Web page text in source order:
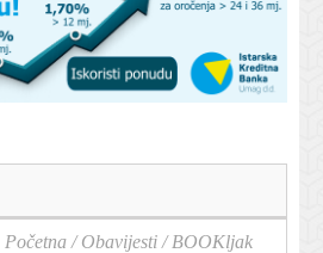
Početna /Obavijesti /BOOKljak